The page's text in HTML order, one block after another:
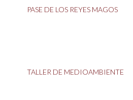
PASE DE LOS REYES MAGOS
TALLER DE MEDIOAMBIENTE